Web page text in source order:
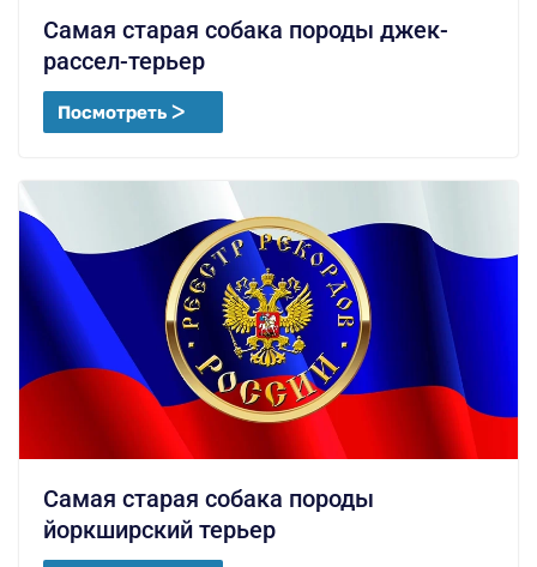
Самая старая собака породы джек-
рассел-терьер
Посмотреть ᐳ
Самая старая собака породы
йоркширский терьер